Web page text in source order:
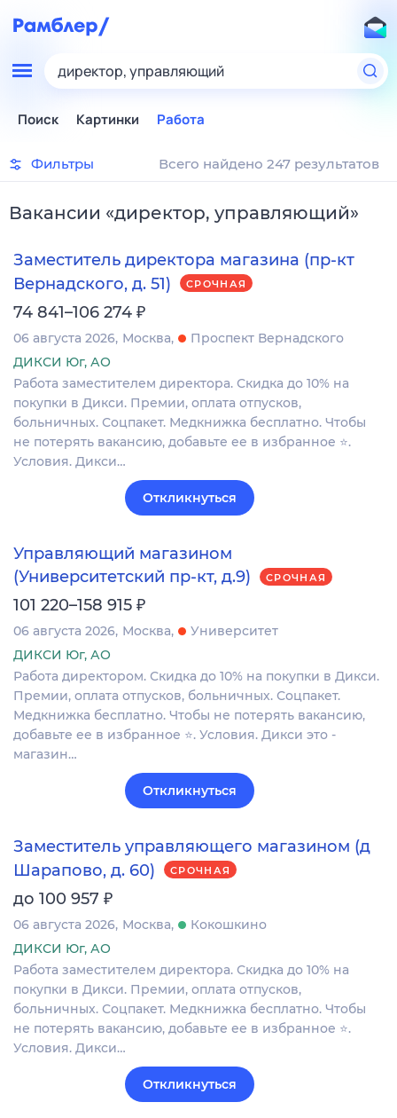
директор, управляющий
Поиск Картинки Работа
Фильтры Всего найдено 247 результатов
Вакансии «директор, управляющий»
Заместитель директора магазина (пр-кт
Вернадского, д. 51)
СРОЧНАЯ
74 841–106 274 ₽
06 августа 2026 Москва
Проспект Вернадского
ДИКСИ Юг, АО
Работа заместителем директора. Скидка до 10% на
покупки в Дикси. Премии, оплата отпусков,
больничных. Соцпакет. Медкнижка бесплатно. Чтобы
не потерять вакансию, добавьте ее в избранное ⭐.
Условия. Дикси…
Откликнуться
Управляющий магазином
(Университетский пр-кт, д.9)
СРОЧНАЯ
101 220–158 915 ₽
06 августа 2026 Москва
Университет
ДИКСИ Юг, АО
Работа директором. Скидка до 10% на покупки в Дикси.
Премии, оплата отпусков, больничных. Соцпакет.
Медкнижка бесплатно. Чтобы не потерять вакансию,
добавьте ее в избранное ⭐. Условия. Дикси это -
магазин…
Откликнуться
Заместитель управляющего магазином (д
Шарапово, д. 60)
СРОЧНАЯ
до 100 957 ₽
06 августа 2026 Москва
Кокошкино
ДИКСИ Юг, АО
Работа заместителем директора. Скидка до 10% на
покупки в Дикси. Премии, оплата отпусков,
больничных. Соцпакет. Медкнижка бесплатно. Чтобы
не потерять вакансию, добавьте ее в избранное ⭐.
Условия. Дикси…
Откликнуться